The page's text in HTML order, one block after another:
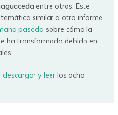
entre otros. Este
similar a otro informe
pasada sobre cómo la
ha transformado debido en
descargar y leer los ocho